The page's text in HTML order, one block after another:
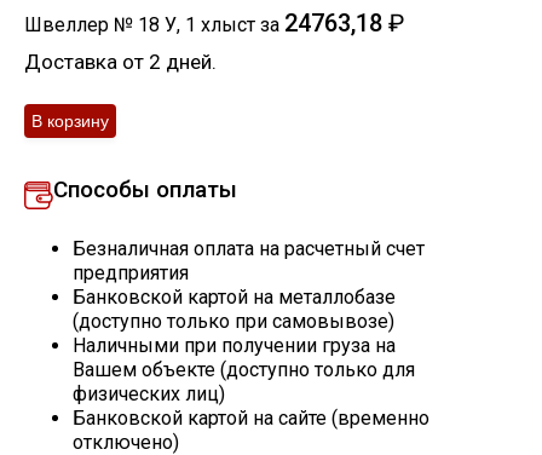
Остальное
Швеллер № 18 У, 1 хлыст за 24763,18 ₽
Доставка от 2 дней.
Способы оплаты
Безналичная оплата на расчетный счет
предприятия
Банковской картой на металлобазе
(доступно только при самовывозе)
Наличными при получении груза на
Вашем объекте (доступно только для
физических лиц)
Банковской картой на сайте (временно
отключено)